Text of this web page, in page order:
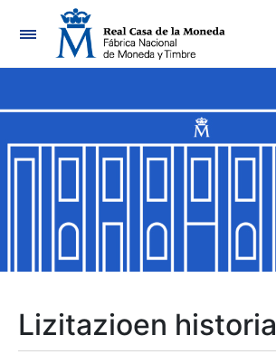
Nabigazioa
Erakutsi/Ezkutatu
Erakutsi/Ezkutatu
Erakutsi/Ezkutatu
Lizitazioen historia